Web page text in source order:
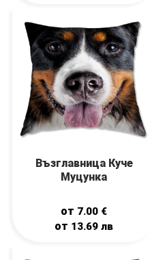
Възглавница Куче
Муцунка
от 7.00 €
от 13.69лв